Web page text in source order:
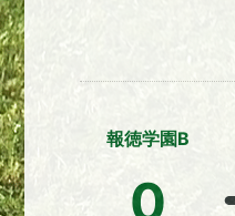
報徳学園B
0